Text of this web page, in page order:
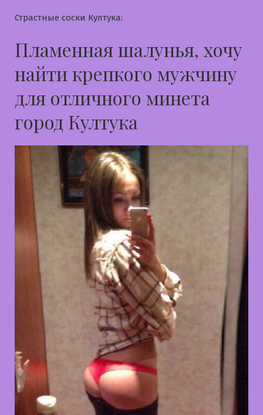
Страстные соски Култука:
Пламенная шалунья, хочу
найти крепкого мужчину
для отличного минета
город Култука